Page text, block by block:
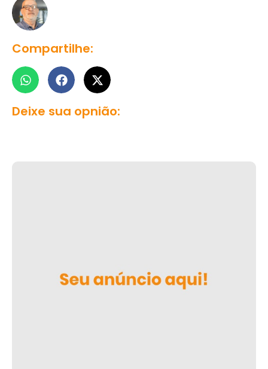
Compartilhe:
Deixe sua opnião: